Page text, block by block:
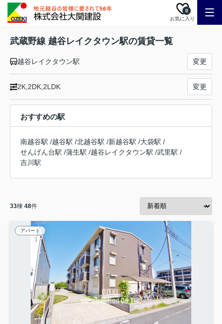
お気に入り
0
武蔵野線 越谷レイクタウン駅の賃貸一覧
越谷レイクタウン駅 変更
2K,2DK,2LDK 変更
おすすめの駅
南越谷駅 /越谷駅 /北越谷駅 /新越谷駅 /大袋駅 /
せんげん台駅 /蒲生駅 /越谷レイクタウン駅 /武里駅 /
吉川駅
33棟 48件
アパート